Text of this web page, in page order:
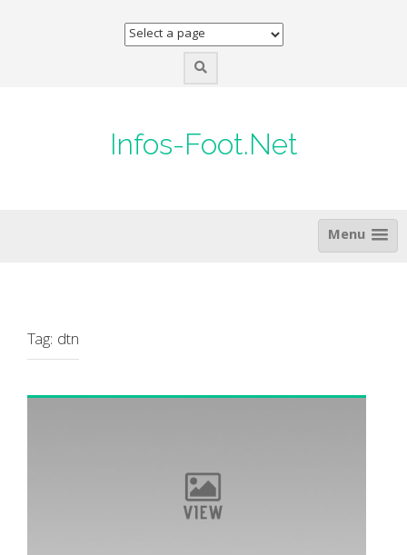
Infos-Foot.Net
Menu
Tag: dtn